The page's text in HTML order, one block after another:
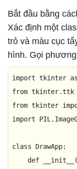
Bắt đầu bằng
Xác định một
trỏ và màu cục
hình. Gọi
import tkinter as
from tkinter.ttk
from tkinter
import
class DrawApp:
def
__init__ (